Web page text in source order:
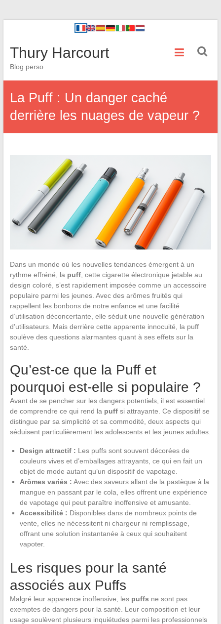
Thury Harcourt
Blog perso
La Puff : Un danger caché
derrière les nuages de vapeur ?
Dans un monde où les nouvelles tendances émergent à un
rythme effréné, la puff, cette cigarette électronique jetable au
design coloré, s’est rapidement imposée comme un accessoire
populaire parmi les jeunes. Avec des arômes fruités qui
rappellent les bonbons de notre enfance et une facilité
d’utilisation déconcertante, elle séduit une nouvelle génération
d’utilisateurs. Mais derrière cette apparente innocuité, la puff
soulève des questions alarmantes quant à ses effets sur la
santé.
Qu’est-ce que la Puff et
pourquoi est-elle si populaire ?
Avant de se pencher sur les dangers potentiels, il est essentiel
de comprendre ce qui rend la puffsi attrayante. Ce dispositif se
distingue par sa simplicité et sa commodité, deux aspects qui
séduisent particulièrement les adolescents et les jeunes adultes.
Design attractif : Les puffs sont souvent décorées de
couleurs vives et d’emballages attrayants, ce qui en fait un
objet de mode autant qu’un dispositif de vapotage.
Arômes variés : Avec des saveurs allant de la pastèque à la
mangue en passant par le cola, elles offrent une expérience
de vapotage qui peut paraître inoffensive et amusante.
Accessibilité : Disponibles dans de nombreux points de
vente, elles ne nécessitent ni chargeur ni remplissage,
offrant une solution instantanée à ceux qui souhaitent
vapoter.
Les risques pour la santé
associés aux Puffs
Malgré leur apparence inoffensive, les puffs ne sont pas
exemptes de dangers pour la santé. Leur composition et leur
usage soulèvent plusieurs inquiétudes parmi les professionnels